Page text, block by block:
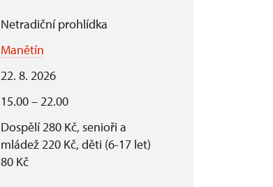
Netradiční prohlídka
Manětín
22. 8. 2026
15.00 – 22.00
Dospělí 280 Kč, senioři a
mládež 220 Kč, děti (6-17 let)
80 Kč